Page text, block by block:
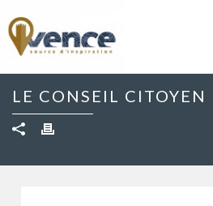
LE CONSEIL CITOYEN